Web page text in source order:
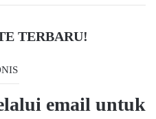
TERBARU!
email untuk